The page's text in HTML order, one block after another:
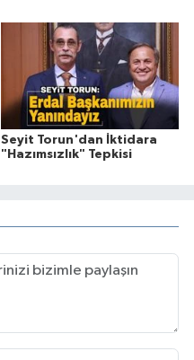
Seyit Torun'dan İktidara
"Hazımsızlık" Tepkisi